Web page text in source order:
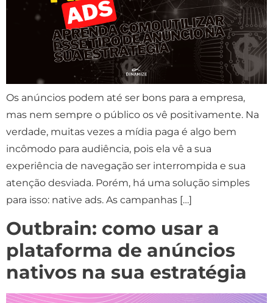
Os anúncios podem até ser bons para a empresa,
mas nem sempre o público os vê positivamente. Na
verdade, muitas vezes a mídia paga é algo bem
incômodo para audiência, pois ela vê a sua
experiência de navegação ser interrompida e sua
atenção desviada. Porém, há uma solução simples
para isso: native ads. As campanhas […]
Outbrain: como usar a
plataforma de anúncios
nativos na sua estratégia